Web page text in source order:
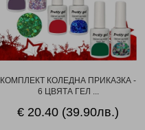
КОМПЛЕКТ КОЛЕДНА ПРИКАЗКА -
6 ЦВЯТА ГЕЛ ...
€ 20.40 (39.90лв.)